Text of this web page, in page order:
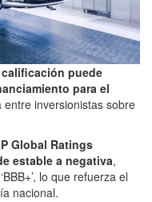
puede
para el
inversionistas sobre
Global Ratings
estable a negativa,
lo que refuerza el
nacional.